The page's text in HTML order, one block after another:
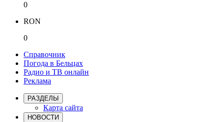
0
RON
0
Справочник
Погода в Бельцах
Радио и ТВ онлайн
Реклама
РАЗДЕЛЫ
Карта сайта
НОВОСТИ